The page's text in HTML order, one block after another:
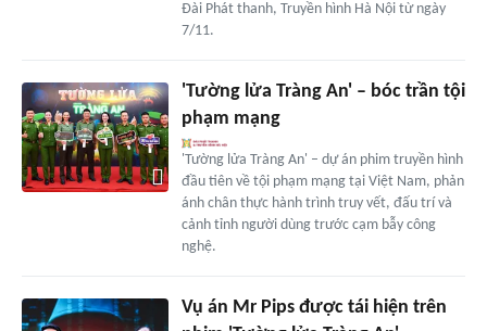
Đài Phát thanh, Truyền hình Hà Nội từ ngày
7/11.
'Tường lửa Tràng An' – bóc trần tội
phạm mạng
'Tường lửa Tràng An' – dự án phim truyền hình
đầu tiên về tội phạm mạng tại Việt Nam, phản
ánh chân thực hành trình truy vết, đấu trí và
cảnh tỉnh người dùng trước cạm bẫy công
nghệ.
Vụ án Mr Pips được tái hiện trên